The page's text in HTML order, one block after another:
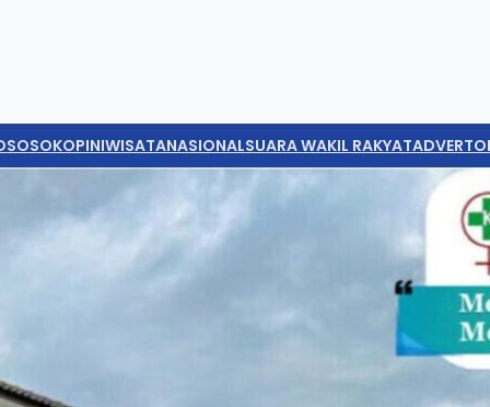
SOSOKOPINIWISATANASIONALSUARA WAKIL RAKYAT